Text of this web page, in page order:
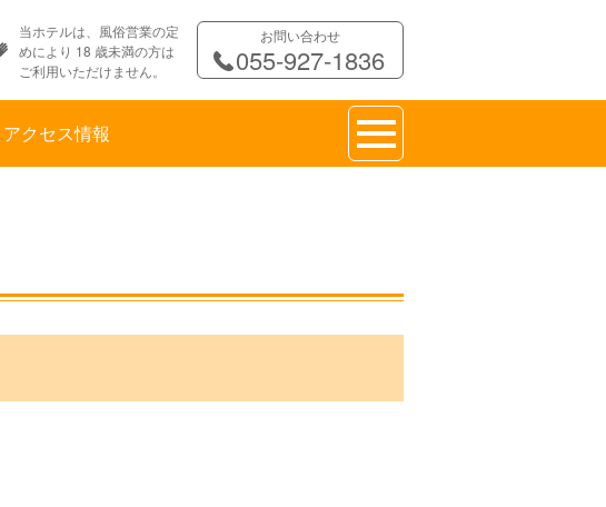
当ホテルは、風俗営業の定
めにより 18 歳未満の方は
ご利用いただけません。
お問い合わせ
055-927-1836
アクセス情報